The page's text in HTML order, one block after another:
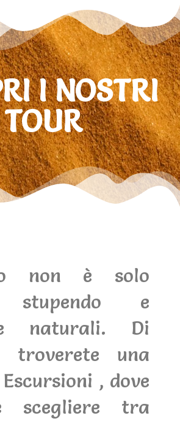
I NOSTRI
TOUR
non è solo
stupendo e
naturali. Di
troverete una
, dove
scegliere tra